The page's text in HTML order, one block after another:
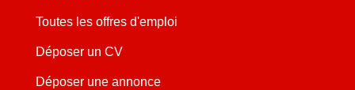
Toutes les offres d'emploi
Déposer un CV
Déposer une annonce